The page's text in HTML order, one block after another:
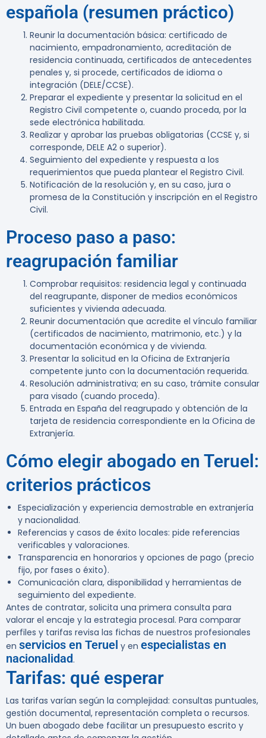
española (resumen práctico)
Reunir la documentación básica: certificado de
nacimiento, empadronamiento, acreditación de
residencia continuada, certificados de antecedentes
penales y, si procede, certificados de idioma o
integración (DELE/CCSE).
Preparar el expediente y presentar la solicitud en el
Registro Civil competente o, cuando proceda, por la
sede electrónica habilitada.
Realizar y aprobar las pruebas obligatorias (CCSE y, si
corresponde, DELE A2 o superior).
Seguimiento del expediente y respuesta a los
requerimientos que pueda plantear el Registro Civil.
Notificación de la resolución y, en su caso, jura o
promesa de la Constitución y inscripción en el Registro
Civil.
Proceso paso a paso:
reagrupación familiar
Comprobar requisitos: residencia legal y continuada
del reagrupante, disponer de medios económicos
suficientes y vivienda adecuada.
Reunir documentación que acredite el vínculo familiar
(certificados de nacimiento, matrimonio, etc.) y la
documentación económica y de vivienda.
Presentar la solicitud en la Oficina de Extranjería
competente junto con la documentación requerida.
Resolución administrativa; en su caso, trámite consular
para visado (cuando proceda).
Entrada en España del reagrupado y obtención de la
tarjeta de residencia correspondiente en la Oficina de
Extranjería.
Cómo elegir abogado en Teruel:
criterios prácticos
Especialización y experiencia demostrable en extranjería
y nacionalidad.
Referencias y casos de éxito locales: pide referencias
verificables y valoraciones.
Transparencia en honorarios y opciones de pago (precio
fijo, por fases o éxito).
Comunicación clara, disponibilidad y herramientas de
seguimiento del expediente.
Antes de contratar, solicita una primera consulta para
valorar el encaje y la estrategia procesal. Para comparar
perfiles y tarifas revisa las fichas de nuestros profesionales
en servicios en Teruel y en especialistas en
nacionalidad.
Tarifas: qué esperar
Las tarifas varían según la complejidad: consultas puntuales,
gestión documental, representación completa o recursos.
Un buen abogado debe facilitar un presupuesto escrito y